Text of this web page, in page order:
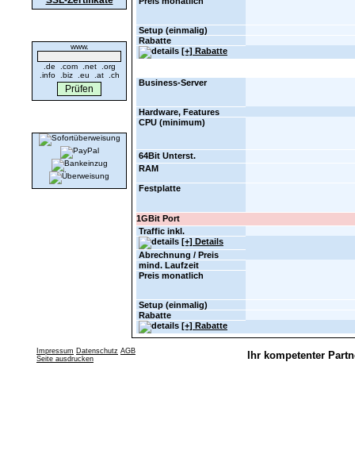
www.
.de .com .net .org
.info .biz .eu .at .ch
Setup (einmalig)
Rabatte
[+] Rabatte
Business-Server
Hardware, Features
CPU (minimum)
64Bit Unterst.
RAM
Festplatte
1GBit Port
Traffic inkl.
[+] Details
Abrechnung / Preis
mind. Laufzeit
Preis monatlich
Setup (einmalig)
Rabatte
[+] Rabatte
Impressum Datenschutz AGB
Seite ausdrucken
Ihr kompetenter